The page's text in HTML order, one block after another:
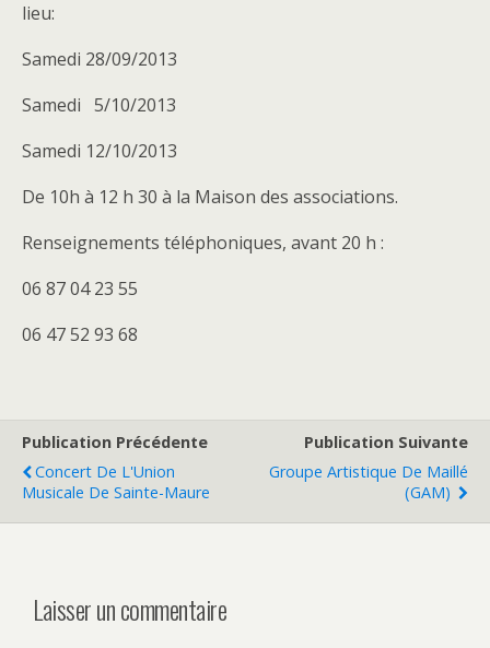
lieu:
Samedi 28/09/2013
Samedi 5/10/2013
Samedi 12/10/2013
De 10h à 12 h 30 à la Maison des associations.
Renseignements téléphoniques, avant 20 h :
06 87 04 23 55
06 47 52 93 68
Publication Précédente
Concert De L'Union
Musicale De Sainte-Maure
Publication Suivante
Groupe Artistique De Maillé
(GAM)
Laisser un commentaire